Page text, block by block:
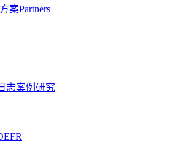
案Partners
志案例研究
FR